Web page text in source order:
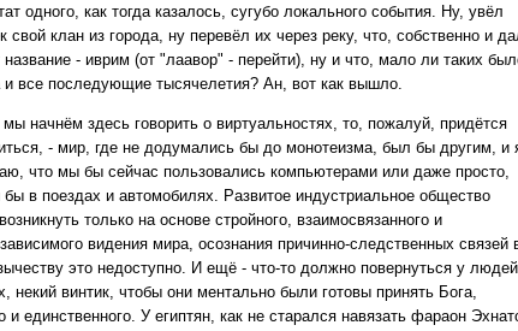
одного, как тогда казалось, сугубо локального события. Ну, увёл
свой клан из города, ну перевёл их через реку, что, собственно и
название - иврим (от "лаавор" - перейти), ну и что, мало ли таких
и все последующие тысячелетия? Ан, вот как вышло.
начнём здесь говорить о виртуальностях, то, пожалуй, придётся
- мир, где не додумались бы до монотеизма, был бы другим, и
что мы бы сейчас пользовались компьютерами или даже просто,
бы в поездах и автомобилях. Развитое индустриальное общество
только на основе стройного, взаимосвязанного и
видения мира, осознания причинно-следственных связей
это недоступно. И ещё - что-то должно повернуться у
некий винтик, чтобы они ментально были готовы принять Бога,
и единственного. У египтян, как не старался навязать фараон